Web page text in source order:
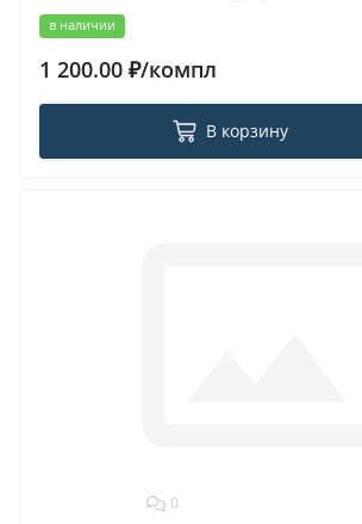
в наличии
1 200.00 ₽/компл
В корзину
0